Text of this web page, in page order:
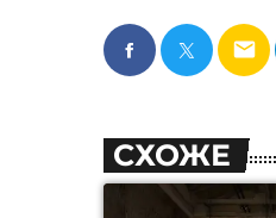
email
СХОЖЕ